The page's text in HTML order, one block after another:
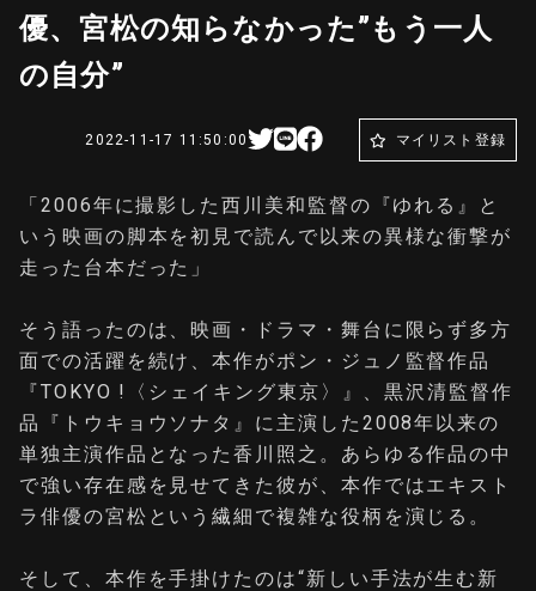
優、宮松の知らなかった”もう一人
の自分”
2022-11-17 11:50:00 マイリスト登録
「2006年に撮影した西川美和監督の『ゆれる』と
いう映画の脚本を初見で読んで以来の異様な衝撃が
走った台本だった」
そう語ったのは、映画・ドラマ・舞台に限らず多方
面での活躍を続け、本作がポン・ジュノ監督作品
『TOKYO !〈シェイキング東京〉』、黒沢清監督作
品『トウキョウソナタ』に主演した2008年以来の
単独主演作品となった香川照之。あらゆる作品の中
で強い存在感を見せてきた彼が、本作ではエキスト
ラ俳優の宮松という繊細で複雑な役柄を演じる。
そして、本作を手掛けたのは“新しい手法が生む新